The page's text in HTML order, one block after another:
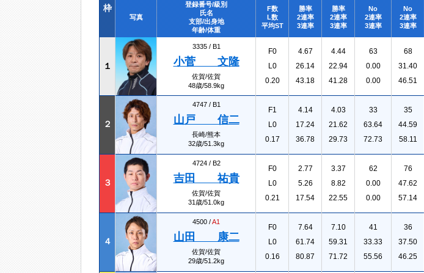
枠
写真
登録番号/級別
氏名
支部/出身地
年齢/体重
F数
L数
平均ST
勝率
2連率
3連率
勝率
2連率
3連率
No
2連率
3連率
No
2連率
3連率
１
3335 / B1
小菅 文隆
佐賀/佐賀
48歳/58.9kg
F0
L0
0.20
4.67
26.14
43.18
4.44
22.94
41.28
63
0.00
0.00
68
31.40
46.51
２
4747 / B1
山戸 信二
長崎/熊本
32歳/51.3kg
F1
L0
0.17
4.14
17.24
36.78
4.03
21.62
29.73
33
63.64
72.73
35
44.59
58.11
３
4724 / B2
吉田 祐貴
佐賀/佐賀
31歳/51.0kg
F0
L0
0.21
2.77
5.26
17.54
3.37
8.82
22.55
62
0.00
0.00
76
47.62
57.14
４
4500 /A1
山田 康二
佐賀/佐賀
29歳/51.2kg
F0
L0
0.16
7.64
61.74
80.87
7.10
59.31
71.72
41
33.33
55.56
36
37.50
46.25